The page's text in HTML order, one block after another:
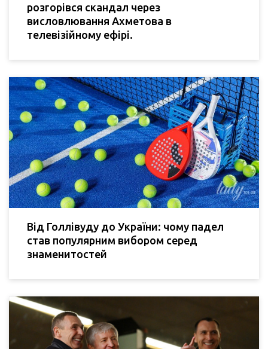
розгорівся скандал через
висловлювання Ахметова в
телевізійному ефірі.
Від Голлівуду до України: чому падел
став популярним вибором серед
знаменитостей